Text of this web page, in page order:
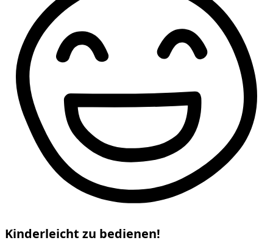
Kinderleicht zu bedienen!